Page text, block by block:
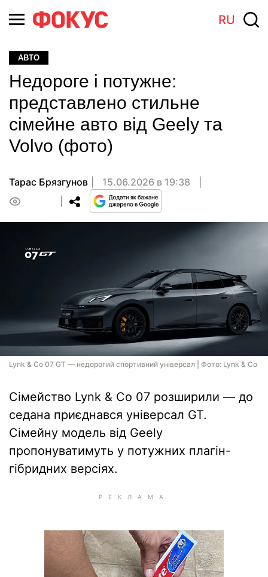
RU
АВТО
Недороге і потужне:
представлено стильне
сімейне авто від Geely та
Volvo (фото)
Тарас Брязгунов
15.06.2026 в 19:38
Lynk & Co 07 GT — недорогий спортивний універсал | Фото: Lynk & Co
Сімейство Lynk & Co 07 розширили — до
седана приєднався універсал GT.
Сімейну модель від Geely
пропонуватимуть у потужних плагін-
гібридних версіях.